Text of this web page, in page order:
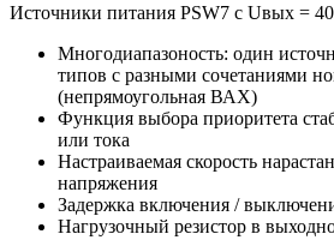
Источники питания PSW7 с Uвых =
Многодиапазоность: один
типов с разными сочетаниями
(непрямоугольная ВАХ)
Функция выбора приоритета
или тока
Настраиваемая скорость
напряжения
Задержка включения /
Нагрузочный резистор в